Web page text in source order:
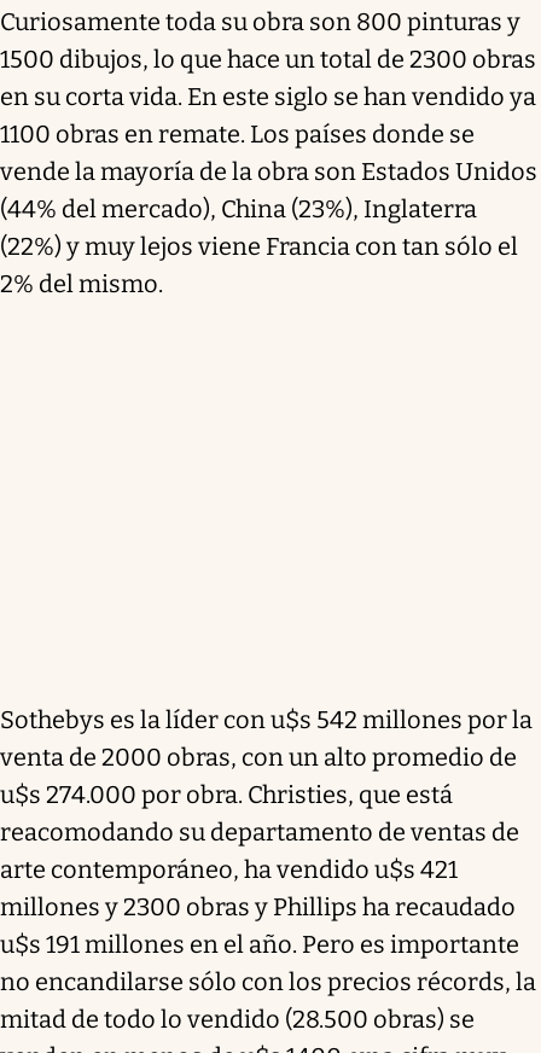
Curiosamente toda su obra son 800 pinturas y
1500 dibujos, lo que hace un total de 2300 obras
en su corta vida. En este siglo se han vendido ya
1100 obras en remate. Los países donde se
vende la mayoría de la obra son Estados Unidos
(44% del mercado), China (23%), Inglaterra
(22%) y muy lejos viene Francia con tan sólo el
2% del mismo.
Sothebys es la líder con u$s 542 millones por la
venta de 2000 obras, con un alto promedio de
u$s 274.000 por obra. Christies, que está
reacomodando su departamento de ventas de
arte contemporáneo, ha vendido u$s 421
millones y 2300 obras y Phillips ha recaudado
u$s 191 millones en el año. Pero es importante
no encandilarse sólo con los precios récords, la
mitad de todo lo vendido (28.500 obras) se